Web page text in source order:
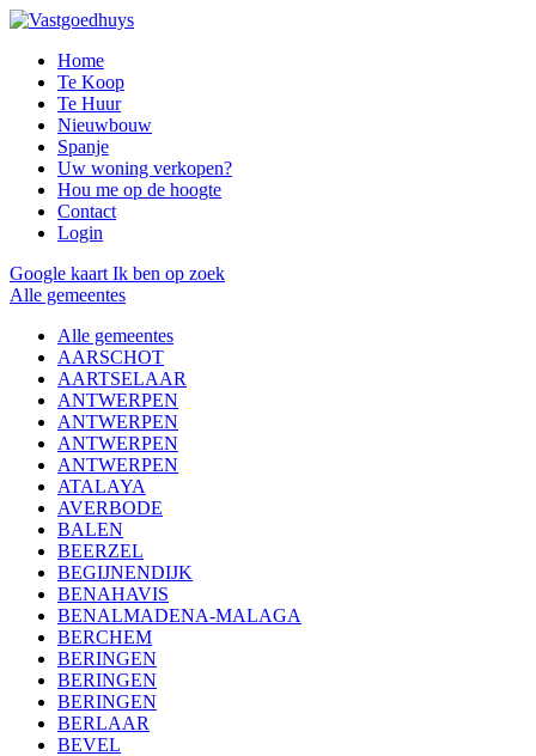
Home
Te Koop
Te Huur
Nieuwbouw
Spanje
Uw woning verkopen?
Hou me op de hoogte
Contact
Login
Google kaart Ik ben op zoek
Alle gemeentes
Alle gemeentes
AARSCHOT
AARTSELAAR
ANTWERPEN
ANTWERPEN
ANTWERPEN
ANTWERPEN
ATALAYA
AVERBODE
BALEN
BEERZEL
BEGIJNENDIJK
BENAHAVIS
BENALMADENA-MALAGA
BERCHEM
BERINGEN
BERINGEN
BERINGEN
BERLAAR
BEVEL